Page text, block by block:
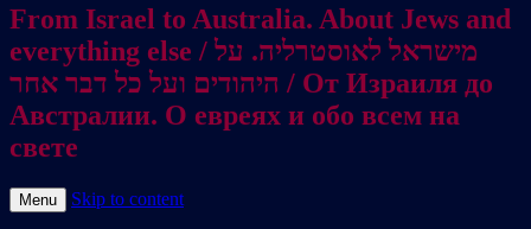
From Israel to Australia. About Jews and
everything else / מישראל לאוסטרליה. על
היהודים ועל כל דבר אחר / От Израиля до
Австралии. О евреях и обо всем на
свете
Menu Skip to content